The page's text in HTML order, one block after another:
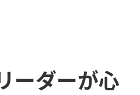
ーダーが心